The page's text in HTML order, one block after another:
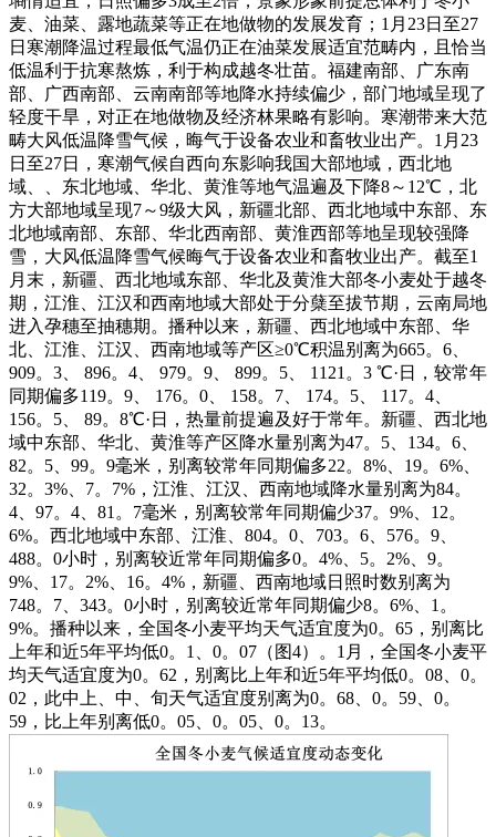
麦、油菜、露地蔬菜等正在地做物的发展发育；1月23日至27
日寒潮降温过程最低气温仍正在油菜发展适宜范畴内，且恰当
低温利于抗寒熬炼，利于构成越冬壮苗。福建南部、广东南
部、广西南部、云南南部等地降水持续偏少，部门地域呈现了
轻度干旱，对正在地做物及经济林果略有影响。寒潮带来大范
畴大风低温降雪气候，晦气于设备农业和畜牧业出产。1月23
日至27日，寒潮气候自西向东影响我国大部地域，西北地
域、、东北地域、华北、黄淮等地气温遍及下降8～12℃，北
方大部地域呈现7～9级大风，新疆北部、西北地域中东部、东
北地域南部、东部、华北西南部、黄淮西部等地呈现较强降
雪，大风低温降雪气候晦气于设备农业和畜牧业出产。截至1
月末，新疆、西北地域东部、华北及黄淮大部冬小麦处于越冬
期，江淮、江汉和西南地域大部处于分蘖至拔节期，云南局地
进入孕穗至抽穗期。播种以来，新疆、西北地域中东部、华
北、江淮、江汉、西南地域等产区≥0℃积温别离为665。6、
909。3、 896。4、 979。9、 899。5、 1121。3 ℃·日，较常年
同期偏多119。9、 176。0、 158。7、 174。5、 117。4、
156。5、 89。8℃·日，热量前提遍及好于常年。新疆、西北地
域中东部、华北、黄淮等产区降水量别离为47。5、134。6、
82。5、99。9毫米，别离较常年同期偏多22。8%、19。6%、
32。3%、7。7%，江淮、江汉、西南地域降水量别离为84。
4、97。4、81。7毫米，别离较常年同期偏少37。9%、12。
6%。西北地域中东部、江淮、804。0、703。6、576。9、
488。0小时，别离较近常年同期偏多0。4%、5。2%、9。
9%、17。2%、16。4%，新疆、西南地域日照时数别离为
748。7、343。0小时，别离较近常年同期偏少8。6%、1。
9%。播种以来，全国冬小麦平均天气适宜度为0。65，别离比
上年和近5年平均低0。1、0。07（图4）。1月，全国冬小麦平
均天气适宜度为0。62，别离比上年和近5年平均低0。08、0。
02，此中上、中、旬天气适宜度别离为0。68、0。59、0。
59，比上年别离低0。05、0。05、0。13。